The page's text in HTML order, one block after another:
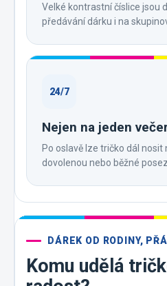
Velké kontrastní číslice jsou
předávání dárku i na
24/7
Nejen na jeden
Po oslavě lze tričko dál nosit
dovolenou nebo běžné
DÁREK OD RODINY,
Komu udělá